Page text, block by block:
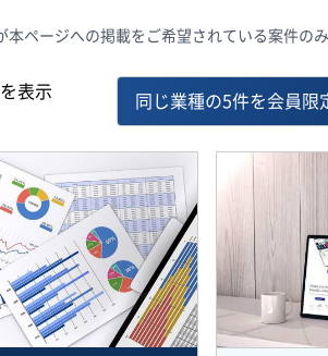
ページへの掲載をご希望されている案件の
表示
同じ業種の5件を会員限